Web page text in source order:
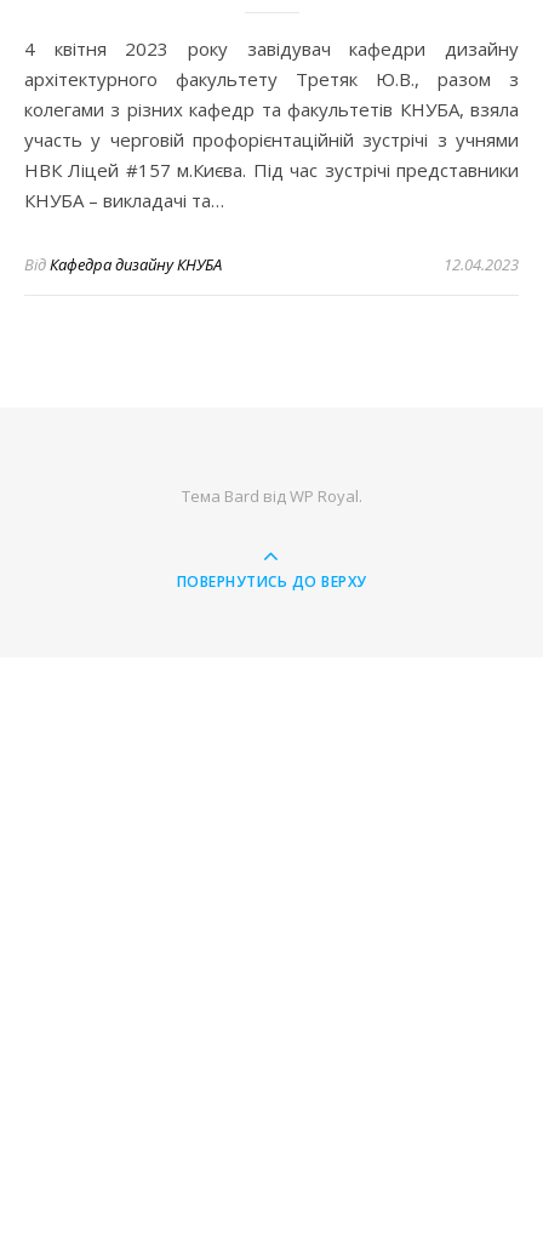
4 квітня 2023 року завідувач кафедри дизайну
архітектурного факультету Третяк Ю.В., разом з
колегами з різних кафедр та факультетів КНУБА, взяла
участь у черговій профорієнтаційній зустрічі з учнями
НВК Ліцей #157 м.Києва. Під час зустрічі представники
КНУБА – викладачі та…
ВідКафедра дизайну КНУБА 12.04.2023
Тема Bard відWP Royal.
ПОВЕРНУТИСЬ ДО ВЕРХУ